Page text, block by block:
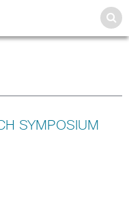
SYMPOSIUM